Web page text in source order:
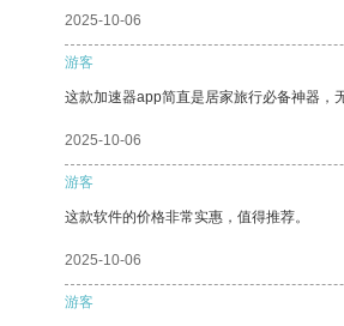
2025-10-06
游客
这款加速器app简直是居家旅行必备神器，
2025-10-06
游客
这款软件的价格非常实惠，值得推荐。
2025-10-06
游客